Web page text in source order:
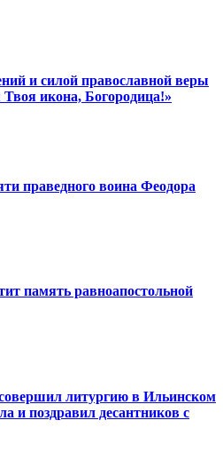
и силой православной веры
икона, Богородица!»
праведного воина Феодора
память равноапостольной
литургию в Ильинском
и поздравил десантников с